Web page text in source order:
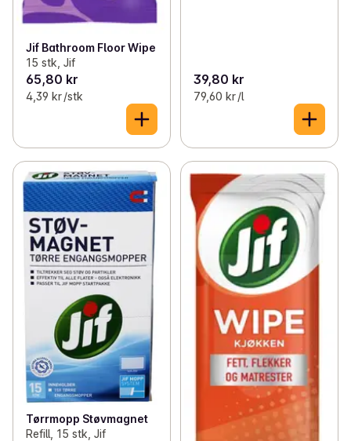
Jif Bathroom Floor Wipe
15 stk, Jif
65,80 kr
4,39 kr /stk
39,80 kr
79,60 kr /l
Tørrmopp Støvmagnet
Refill, 15 stk, Jif